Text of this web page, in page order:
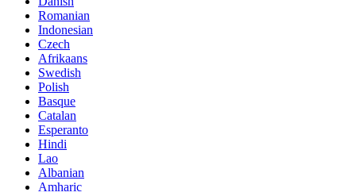
Romanian
Indonesian
Czech
Afrikaans
Swedish
Polish
Basque
Catalan
Esperanto
Hindi
Lao
Albanian
Amharic